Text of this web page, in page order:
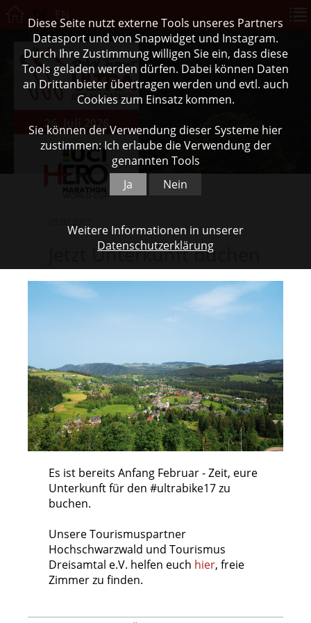
26. Juli 2026
Jetzt Unterkunft buchen
Es ist bereits Anfang Februar - Zeit, eure
Unterkunft für den #ultrabike17 zu
buchen.
Unsere Tourismuspartner
Hochschwarzwald und Tourismus
Dreisamtal e.V. helfen euch hier, freie
Zimmer zu finden.
Diese Seite nutzt externe Tools unseres Partners
Datasport und von Snapwidget und Instagram.
Durch Ihre Zustimmung willigen Sie ein, dass diese
Tools geladen werden dürfen. Dabei können Daten
an Drittanbieter übertragen werden und evtl. auch
Cookies zum Einsatz kommen.
Sie können der Verwendung dieser Systeme hier
zustimmen: Ich erlaube die Verwendung der
genannten Tools
Ja
Nein
Weitere Informationen in unserer
Datenschutzerklärung